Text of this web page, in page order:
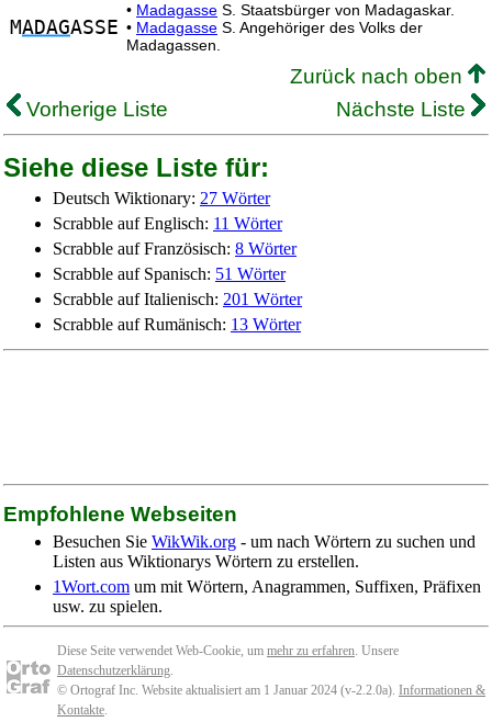
MADAGASSE
• Madagasse S. Staatsbürger von Madagaskar.
• Madagasse S. Angehöriger des Volks der
Madagassen.
Zurück nach oben
Vorherige Liste
Nächste Liste
Siehe diese Liste für:
Deutsch Wiktionary: 27 Wörter
Scrabble auf Englisch: 11 Wörter
Scrabble auf Französisch: 8 Wörter
Scrabble auf Spanisch: 51 Wörter
Scrabble auf Italienisch: 201 Wörter
Scrabble auf Rumänisch: 13 Wörter
Empfohlene Webseiten
Besuchen Sie WikWik.org - um nach Wörtern zu suchen und
Listen aus Wiktionarys Wörtern zu erstellen.
1Wort.com um mit Wörtern, Anagrammen, Suffixen, Präfixen
usw. zu spielen.
Diese Seite verwendet Web-Cookie, um mehr zu erfahren. Unsere
Datenschutzerklärung.
© Ortograf Inc. Website aktualisiert am 1 Januar 2024 (v-2.2.0a). Informationen &
Kontakte.